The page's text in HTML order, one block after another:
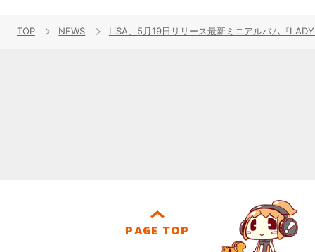
TOP NEWS LiSA、5月19日リリース最新ミニアルバム『
PAGE TOP